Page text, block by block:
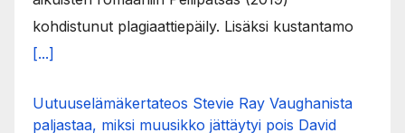
kohdistunut plagiaattiepäily. Lisäksi kustantamo
[...]
Uutuuselämäkertateos Stevie Ray Vaughanista
paljastaa, miksi muusikko jättäytyi pois David